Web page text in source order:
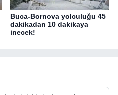
Buca-Bornova yolculuğu 45
dakikadan 10 dakikaya
inecek!